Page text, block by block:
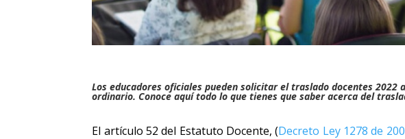
Los educadores oficiales pueden solicitar el traslado docentes 2022
ordinario. Conoce aquí todo lo que tienes que saber acerca del
El artículo 52 del Estatuto Docente, (Decreto Ley 1278 de